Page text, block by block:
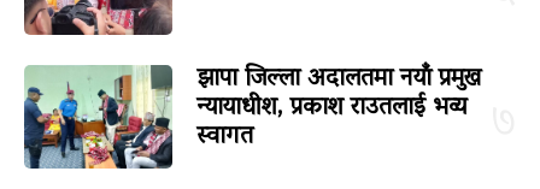
झापा जिल्ला अदालतमा नयाँ प्रमुख
न्यायाधीश, प्रकाश राउतलाई भव्य
स्वागत